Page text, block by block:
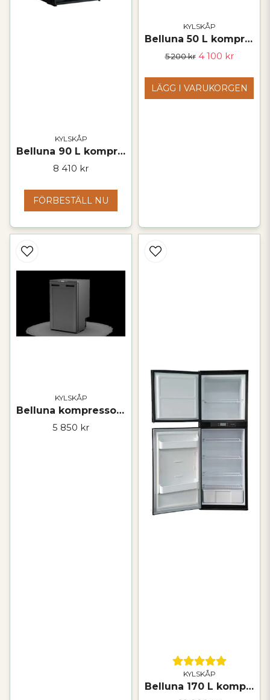
KYLSKÅP
Belluna 90 L kompressorkylskåp med frys – 12/24 V
8 410 kr
FÖRBESTÄLL NU
KYLSKÅP
Belluna 50 L kompressorkylskåp med frys – 12/24 V
5 200 kr 4 100 kr
LÄGG I VARUKORGEN
KYLSKÅP
Belluna kompressorkylskåp 85 L för husbil & vanlife
5 850 kr
KYLSKÅP
Belluna 170 L kompressorkylskåp med frys – 12/24 V